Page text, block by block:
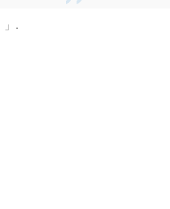
」.